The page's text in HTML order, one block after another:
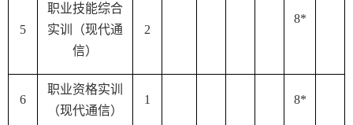
5
职业技能综合
实训（现代通
信）
2
8*
6
职业资格实训
（现代通信）
1 8*